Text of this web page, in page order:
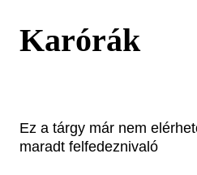
Karórák
Ez a tárgy már nem
maradt felfedeznivaló